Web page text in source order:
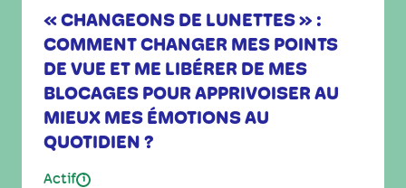
« CHANGEONS DE LUNETTES » :
COMMENT CHANGER MES POINTS
DE VUE ET ME LIBÉRER DE MES
BLOCAGES POUR APPRIVOISER AU
MIEUX MES ÉMOTIONS AU
QUOTIDIEN ?
Actif i